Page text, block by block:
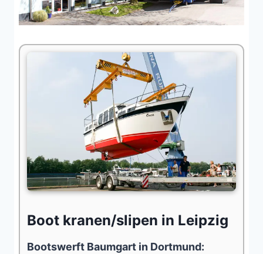
Boot kranen/slipen in Leipzig
Bootswerft Baumgart in Dortmund: